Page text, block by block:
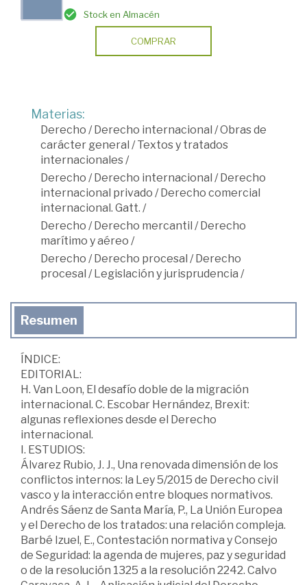
Stock en Almacén
COMPRAR
Materias:
Derecho / Derecho internacional /Obras de
carácter general /Textos y tratados
internacionales/
Derecho / Derecho internacional / Derecho
internacional privado / Derecho comercial
internacional. Gatt. /
Derecho / Derecho mercantil / Derecho
marítimo y aéreo /
Derecho / Derecho procesal / Derecho
procesal / Legislación y jurisprudencia /
Resumen
ÍNDICE:
EDITORIAL:
H. Van Loon, El desafío doble de la migración
internacional. C. Escobar Hernández, Brexit:
algunas reflexiones desde el Derecho
internacional.
I. ESTUDIOS:
Álvarez Rubio, J. J., Una renovada dimensión de los
conflictos internos: la Ley 5/2015 de Derecho civil
vasco y la interacción entre bloques normativos.
Andrés Sáenz de Santa María, P., La Unión Europea
y el Derecho de los tratados: una relación compleja.
Barbé Izuel, E., Contestación normativa y Consejo
de Seguridad: la agenda de mujeres, paz y seguridad
o de la resolución 1325 a la resolución 2242. Calvo